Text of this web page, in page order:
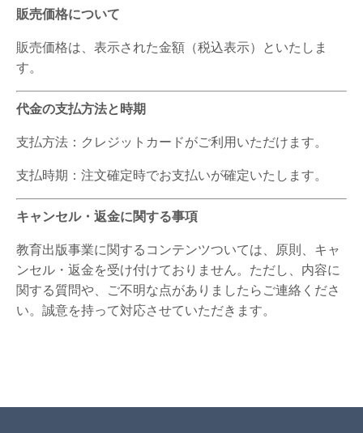
販売価格について
販売価格は、表示された金額（税込表示）といたしま
す。
代金の支払方法と時期
支払方法：クレジットカードがご利用いただけます。
支払時期：注文確定時でお支払いが確定いたします。
キャンセル・返金に関する事項
教育出版事業に関するコンテンツついては、原則、キャ
ンセル・返金を受け付けておりません。ただし、内容に
関する質問や、ご不明な点がありましたらご連絡くださ
い。誠意を持って対応させていただきます。